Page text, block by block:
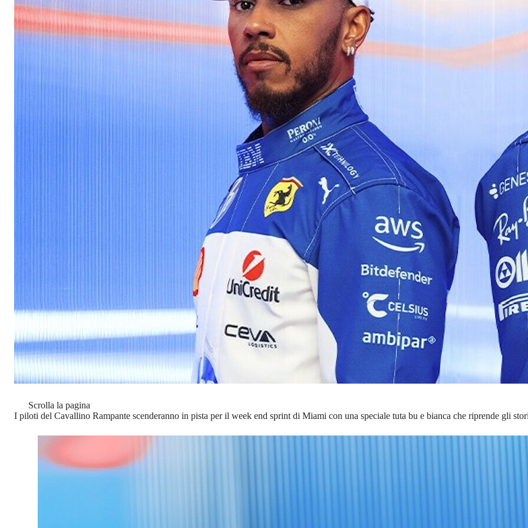
Scrolla la pagina
I piloti del Cavallino Rampante scenderanno in pista per il week end sprint di Miami con una speciale tuta bu e bianca che riprende gli